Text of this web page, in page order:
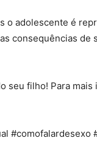
o adolescente é
consequências de
seu filho! Para
#comofalardesexo